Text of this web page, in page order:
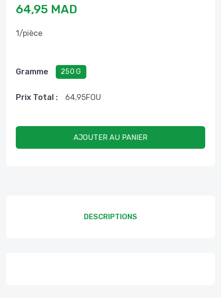
64,95 MAD
1/pièce
Gramme 250 G
Prix ​​total : 64,95FOU
AJOUTER AU PANIER
DESCRIPTIONS